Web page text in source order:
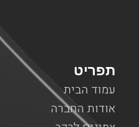
תפריט
עמוד הבית
אודות החברה